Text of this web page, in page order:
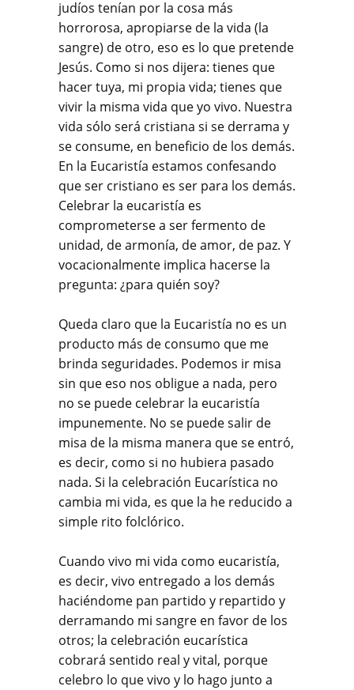
judíos tenían por la cosa más
horrorosa, apropiarse de la vida (la
sangre) de otro, eso es lo que pretende
Jesús. Como si nos dijera: tienes que
hacer tuya, mi propia vida; tienes que
vivir la misma vida que yo vivo. Nuestra
vida sólo será cristiana si se derrama y
se consume, en beneficio de los demás.
En la Eucaristía estamos confesando
que ser cristiano es ser para los demás.
Celebrar la eucaristía es
comprometerse a ser fermento de
unidad, de armonía, de amor, de paz. Y
vocacionalmente implica hacerse la
pregunta: ¿para quién soy?
Queda claro que la Eucaristía no es un
producto más de consumo que me
brinda seguridades. Podemos ir misa
sin que eso nos obligue a nada, pero
no se puede celebrar la eucaristía
impunemente. No se puede salir de
misa de la misma manera que se entró,
es decir, como si no hubiera pasado
nada. Si la celebración Eucarística no
cambia mi vida, es que la he reducido a
simple rito folclórico.
Cuando vivo mi vida como eucaristía,
es decir, vivo entregado a los demás
haciéndome pan partido y repartido y
derramando mi sangre en favor de los
otros; la celebración eucarística
cobrará sentido real y vital, porque
celebro lo que vivo y lo hago junto a